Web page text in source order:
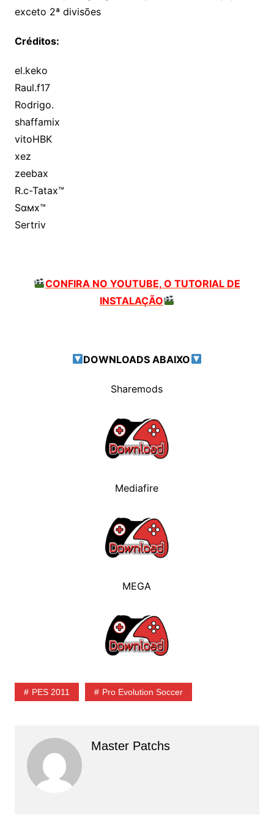
exceto 2ª divisões
Créditos:
el.keko
Raul.f17
Rodrigo.
shaffamix
vitoHBK
xez
zeebax
R.c-Tatax™
Sαмx™
Sertriv
CONFIRA NO YOUTUBE, O TUTORIAL DE
INSTALAÇÃO
DOWNLOADS ABAIXO
Sharemods
Mediafire
MEGA
PES 2011 Pro Evolution Soccer
Master Patchs